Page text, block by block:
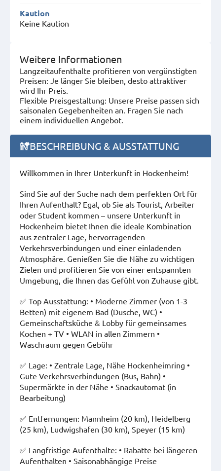
Kaution
Keine Kaution
Weitere Informationen
Langzeitaufenthalte profitieren von vergünstigten
Preisen: Je länger Sie bleiben, desto attraktiver
wird Ihr Preis.
Flexible Preisgestaltung: Unsere Preise passen sich
saisonalen Gegebenheiten an. Fragen Sie nach
einem individuellen Angebot.
BESCHREIBUNG & AUSSTATTUNG
Willkommen in Ihrer Unterkunft in Hockenheim!
Sind Sie auf der Suche nach dem perfekten Ort für
Ihren Aufenthalt? Egal, ob Sie als Tourist, Arbeiter
oder Student kommen – unsere Unterkunft in
Hockenheim bietet Ihnen die ideale Kombination
aus zentraler Lage, hervorragenden
Verkehrsverbindungen und einer einladenden
Atmosphäre. Genießen Sie die Nähe zu wichtigen
Zielen und profitieren Sie von einer entspannten
Umgebung, die Ihnen das Gefühl von Zuhause gibt.
✅ Top Ausstattung: • Moderne Zimmer (von 1-3
Betten) mit eigenem Bad (Dusche, WC) •
Gemeinschaftsküche & Lobby für gemeinsames
Kochen + TV • WLAN in allen Zimmern •
Waschraum gegen Gebühr
✅ Lage: • Zentrale Lage, Nähe Hockenheimring •
Gute Verkehrsverbindungen (Bus, Bahn) •
Supermärkte in der Nähe • Snackautomat (in
Bearbeitung)
✅ Entfernungen: Mannheim (20 km), Heidelberg
(25 km), Ludwigshafen (30 km), Speyer (15 km)
✅ Langfristige Aufenthalte: • Rabatte bei längeren
Aufenthalten • Saisonabhängige Preise